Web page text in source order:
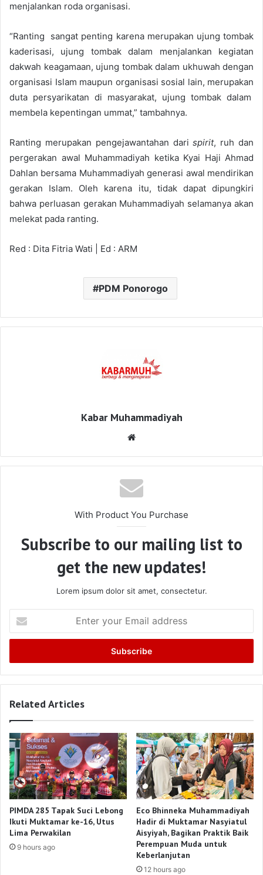
menjalankan roda organisasi.
“Ranting sangat penting karena merupakan ujung tombak
kaderisasi, ujung tombak dalam menjalankan kegiatan
dakwah keagamaan, ujung tombak dalam ukhuwah dengan
organisasi Islam maupun organisasi sosial lain, merupakan
duta persyarikatan di masyarakat, ujung tombak dalam
membela kepentingan ummat,” tambahnya.
Ranting merupakan pengejawantahan darispirit, ruh dan
pergerakan awal Muhammadiyah ketika Kyai Haji Ahmad
Dahlan bersama Muhammadiyah generasi awal mendirikan
gerakan Islam. Oleh karena itu, tidak dapat dipungkiri
bahwa perluasan gerakan Muhammadiyah selamanya akan
melekat pada ranting.
Red : Dita Fitria Wati | Ed : ARM
PDM Ponorogo
Kabar Muhammadiyah
With Product You Purchase
Subscribe to our mailing list to
get the new updates!
Lorem ipsum dolor sit amet, consectetur.
your
Email
Related Articles
PIMDA 285 Tapak Suci Lebong
Ikuti Muktamar ke-16, Utus
Lima Perwakilan
9 hours ago
Eco Bhinneka Muhammadiyah
Hadir di Muktamar Nasyiatul
Aisyiyah, Bagikan Praktik Baik
Perempuan Muda untuk
Keberlanjutan
12 hours ago